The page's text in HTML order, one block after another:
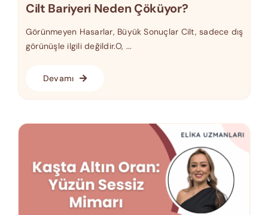
Cilt Bariyeri Neden Çöküyor?
Görünmeyen Hasarlar, Büyük Sonuçlar Cilt, sadece dış
görünüşle ilgili değildir.O, ...
Devamı